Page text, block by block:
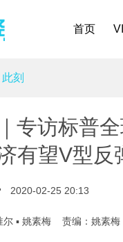
首页
此刻
专访标普
有望V型反
2020-02-25 20:13
尔 ▪ 姚素梅 责编：姚素梅